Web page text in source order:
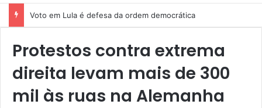
Nota de solidariedade ao povo venezuelano
Protestos contra extrema
direita levam mais de 300
mil às ruas na Alemanha